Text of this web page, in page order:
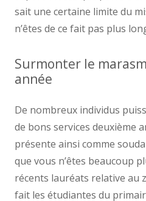
sait une certaine limite du
n’êtes de ce fait pas plus
Surmonter le
année
De nombreux individus
de bons services deuxième
présente ainsi comme
que vous n’êtes beaucoup
récents lauréats relative au
fait les étudiantes du